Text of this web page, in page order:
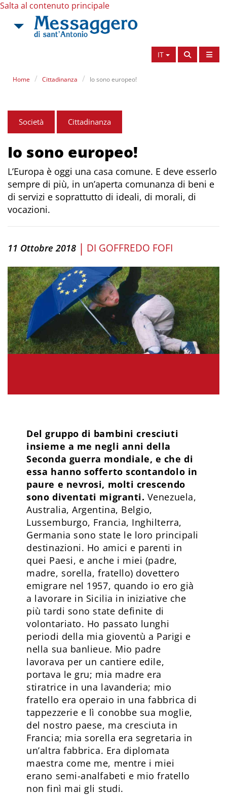
Salta al contenuto principale
IT
Home Cittadinanza Io sono europeo!
Società Cittadinanza
Io sono europeo!
L’Europa è oggi una casa comune. E deve esserlo
sempre di più, in un’aperta comunanza di beni e
di servizi e soprattutto di ideali, di morali, di
vocazioni.
11 Ottobre 2018 | DI GOFFREDO FOFI
Del gruppo di bambini cresciuti
insieme a me negli anni della
Seconda guerra mondiale, e che di
essa hanno sofferto scontandolo in
paure e nevrosi, molti crescendo
sono diventati migranti. Venezuela,
Australia, Argentina, Belgio,
Lussemburgo, Francia, Inghilterra,
Germania sono state le loro principali
destinazioni. Ho amici e parenti in
quei Paesi, e anche i miei (padre,
madre, sorella, fratello) dovettero
emigrare nel 1957, quando io ero già
a lavorare in Sicilia in iniziative che
più tardi sono state definite di
volontariato. Ho passato lunghi
periodi della mia gioventù a Parigi e
nella sua banlieue. Mio padre
lavorava per un cantiere edile,
portava le gru; mia madre era
stiratrice in una lavanderia; mio
fratello era operaio in una fabbrica di
tappezzerie e lì conobbe sua moglie,
del nostro paese, ma cresciuta in
Francia; mia sorella era segretaria in
un’altra fabbrica. Era diplomata
maestra come me, mentre i miei
erano semi-analfabeti e mio fratello
non finì mai gli studi.